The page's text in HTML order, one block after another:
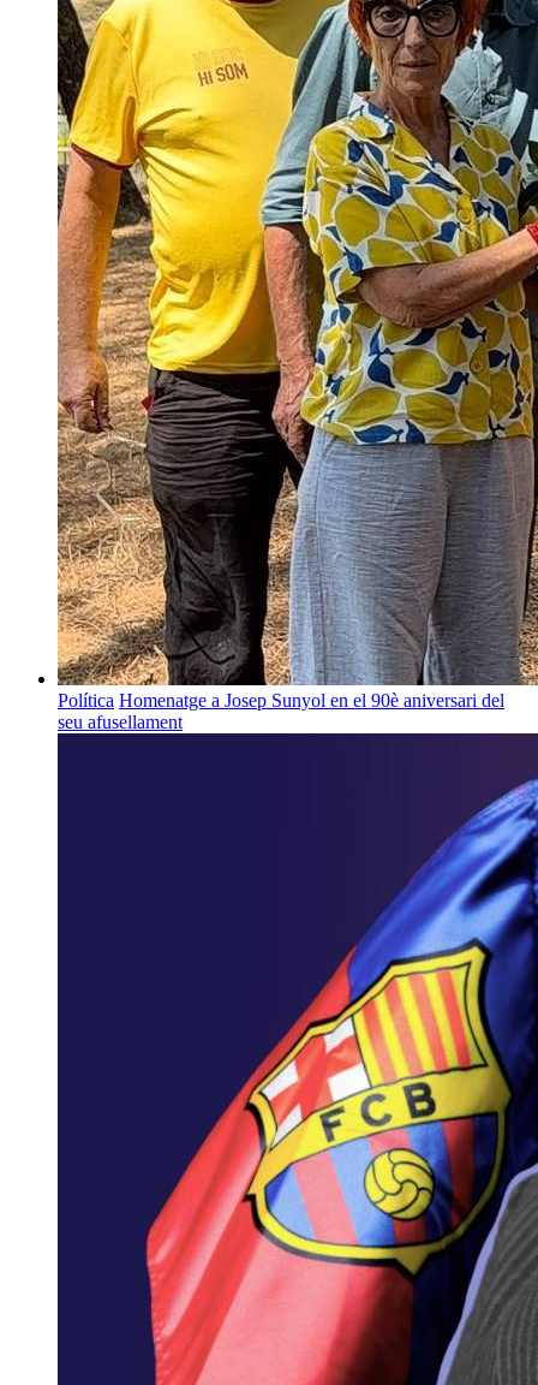
Política Homenatge a Josep Sunyol en el 90è aniversari del
seu afusellament